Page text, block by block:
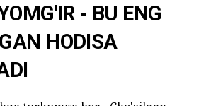
- BU ENG
HODISA